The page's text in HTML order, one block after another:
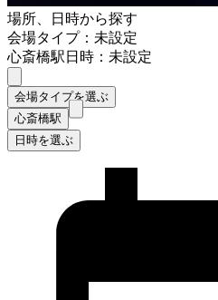
場所、日時から探す
会場タイプ：未設定
心斎橋駅日時：未設定
会場タイプを選ぶ
心斎橋駅
日時を選ぶ